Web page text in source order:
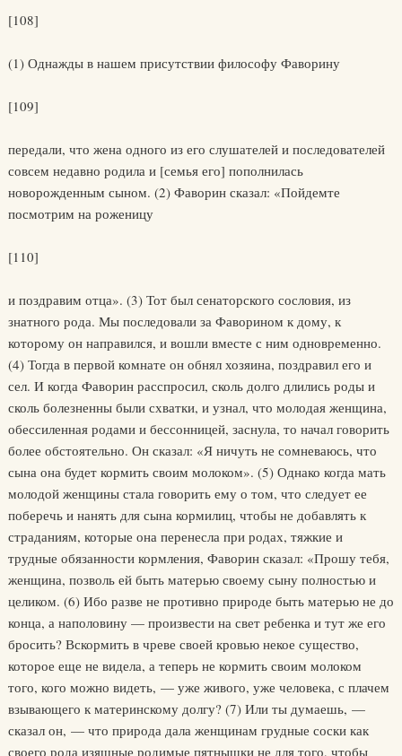
[108]
(1) Однажды в нашем присутствии философу Фаворину
[109]
передали, что жена одного из его слушателей и последователей
совсем недавно родила и [семья его] пополнилась
новорожденным сыном. (2) Фаворин сказал: «Пойдемте
посмотрим на роженицу
[110]
и поздравим отца». (3) Тот был сенаторского сословия, из
знатного рода. Мы последовали за Фаворином к дому, к
которому он направился, и вошли вместе с ним одновременно.
(4) Тогда в первой комнате он обнял хозяина, поздравил его и
сел. И когда Фаворин расспросил, сколь долго длились роды и
сколь болезненны были схватки, и узнал, что молодая женщина,
обессиленная родами и бессонницей, заснула, то начал говорить
более обстоятельно. Он сказал: «Я ничуть не сомневаюсь, что
сына она будет кормить своим молоком». (5) Однако когда мать
молодой женщины стала говорить ему о том, что следует ее
поберечь и нанять для сына кормилиц, чтобы не добавлять к
страданиям, которые она перенесла при родах, тяжкие и
трудные обязанности кормления, Фаворин сказал: «Прошу тебя,
женщина, позволь ей быть матерью своему сыну полностью и
целиком. (6) Ибо разве не противно природе быть матерью не до
конца, а наполовину — произвести на свет ребенка и тут же его
бросить? Вскормить в чреве своей кровью некое существо,
которое еще не видела, а теперь не кормить своим молоком
того, кого можно видеть, — уже живого, уже человека, с плачем
взывающего к материнскому долгу? (7) Или ты думаешь, —
сказал он, — что природа дала женщинам грудные соски как
своего рода изящные родимые пятнышки не для того, чтобы